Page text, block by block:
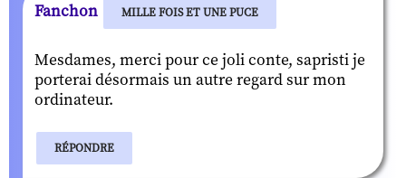
Fanchon MILLE FOIS ET UNE PUCE
Mesdames, merci pour ce joli conte, sapristi je
porterai désormais un autre regard sur mon
ordinateur.
RÉPONDRE